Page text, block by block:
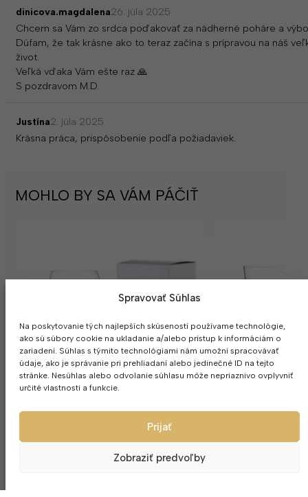
Spravovať Súhlas
Na poskytovanie tých najlepších skúseností používame technológie,
ako sú súbory cookie na ukladanie a/alebo prístup k informáciám o
zariadení. Súhlas s týmito technológiami nám umožní spracovávať
údaje, ako je správanie pri prehliadaní alebo jedinečné ID na tejto
stránke. Nesúhlas alebo odvolanie súhlasu môže nepriaznivo ovplyvniť
určité vlastnosti a funkcie.
Prijať
Zobraziť predvoľby
dinicova.magdalena26. júla 2025
Chcem sa Vám zo srdca poďakovať za nádherné poháre a
Dúfam, že tak krásne ako to teraz začína s prípravou na náš
život.
Veľká vďaka Vám ešte raz 🙏
S pozdravom M.D.
Justína2. júla 2025
Krásna práca, prispôsobenie podľa požiadaviek.
MOHLO BY SA VÁM PÁČIŤ
Váza na svadobnú kyticu Elisabeth